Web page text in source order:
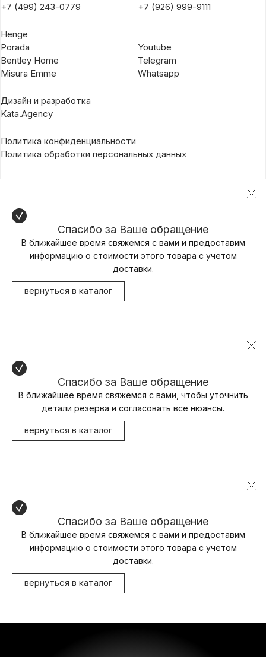
+7 (499) 243-0779
+7 (926) 999-9111
Henge
Porada
Bentley Home
Misura Emme
Youtube
Telegram
Whatsapp
Дизайн и разработка
Kata.Agency
Политика конфиденциальности
Политика обработки персональных данных
Спасибо за Ваше обращение
В ближайшее время свяжемся с вами и предоставим
информацию о стоимости этого товара с учетом
доставки.
вернуться в каталог
Спасибо за Ваше обращение
В ближайшее время свяжемся с вами, чтобы уточнить
детали резерва и согласовать все нюансы.
вернуться в каталог
Спасибо за Ваше обращение
В ближайшее время свяжемся с вами и предоставим
информацию о стоимости этого товара с учетом
доставки.
вернуться в каталог